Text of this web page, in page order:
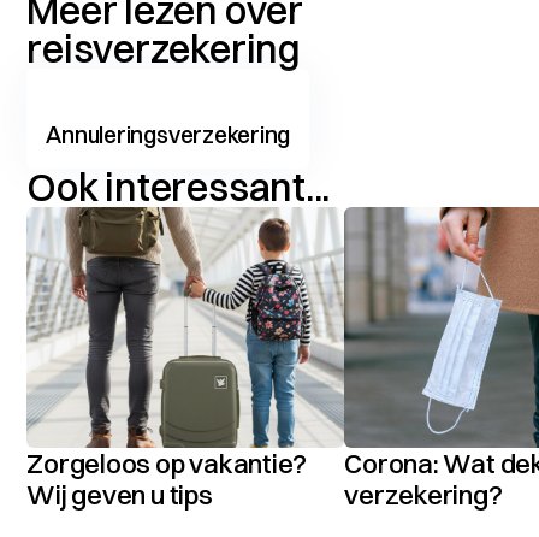
Meer lezen over
reisverzekering
Annuleringsverzekering
Ook interessant...
Zorgeloos op vakantie?
Wij geven u tips
Corona: Wat
verzekering?